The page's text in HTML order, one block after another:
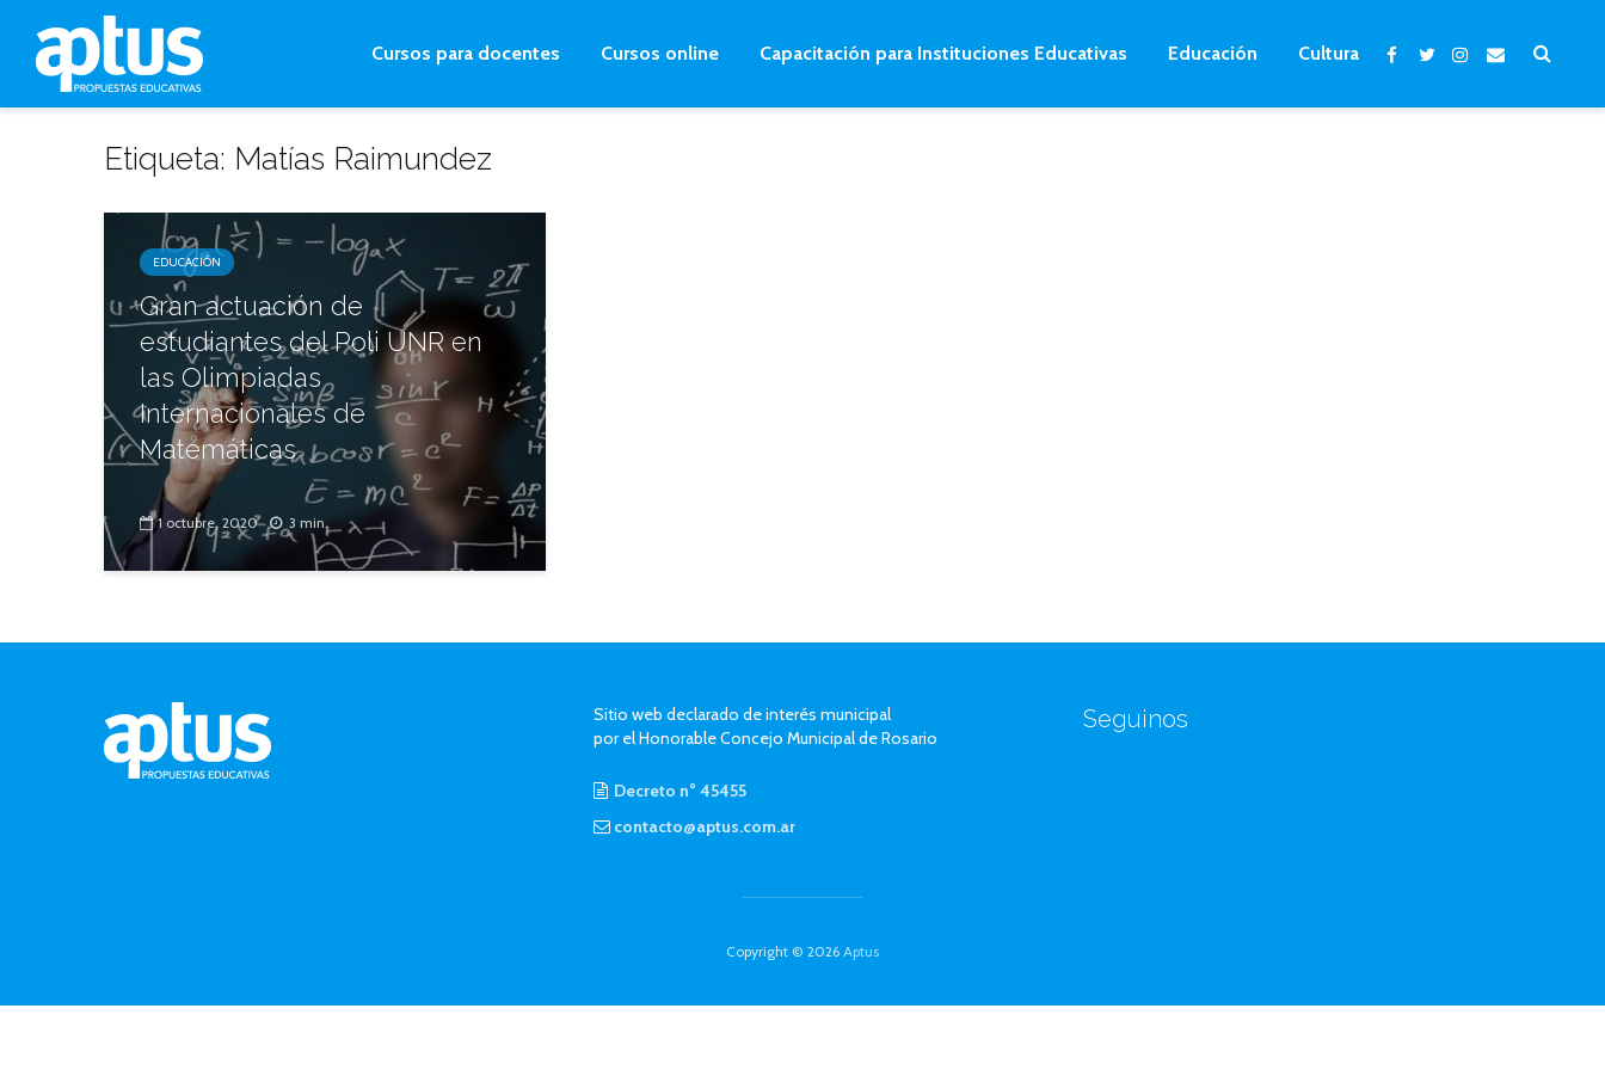
Cursos para docentes Cursos online Capacitación para Instituciones Educativas Educación Cultura
Etiqueta: Matías Raimundez
EDUCACIÓN
Gran actuación de
estudiantes del Poli UNR en
las Olimpiadas
Internacionales de
Matemáticas
1 octubre, 2020 3 min.
Sitio web declarado de interés municipal
por el Honorable Concejo Municipal de Rosario
Decreto n° 45455
contacto@aptus.com.ar
Seguinos
Copyright © 2026 Aptus